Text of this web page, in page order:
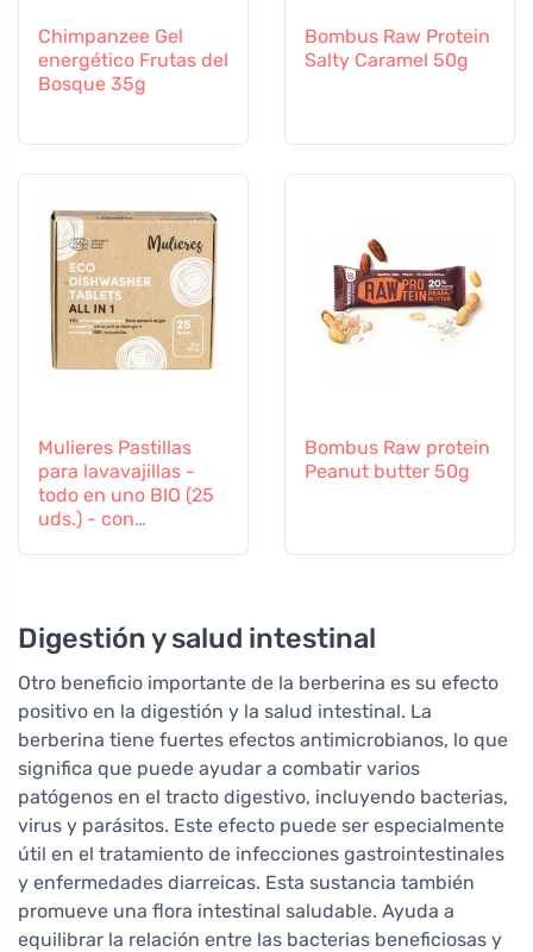
Chimpanzee Gel
energético Frutas del
Bosque 35g
Bombus Raw Protein
Salty Caramel 50g
Mulieres Pastillas
para lavavajillas -
todo en uno BIO (25
uds.) - con
Bombus Raw protein
Peanut butter 50g
Digestión y salud intestinal
Otro beneficio importante de la berberina es su efecto
positivo en la digestión y la salud intestinal. La
berberina tiene fuertes efectos antimicrobianos, lo que
significa que puede ayudar a combatir varios
patógenos en el tracto digestivo, incluyendo bacterias,
virus y parásitos. Este efecto puede ser especialmente
útil en el tratamiento de infecciones gastrointestinales
y enfermedades diarreicas. Esta sustancia también
promueve una flora intestinal saludable. Ayuda a
equilibrar la relación entre las bacterias beneficiosas y